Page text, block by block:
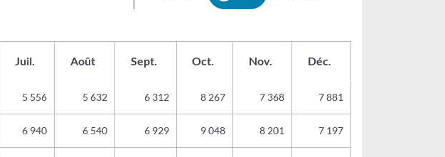
TABLEAU
Juil. Août Sept. Oct. Nov. Déc.
5 556 5 632 6 312 8 267 7 368 7 881
6 940 6 540 6 929 9 048 8 201 7 197